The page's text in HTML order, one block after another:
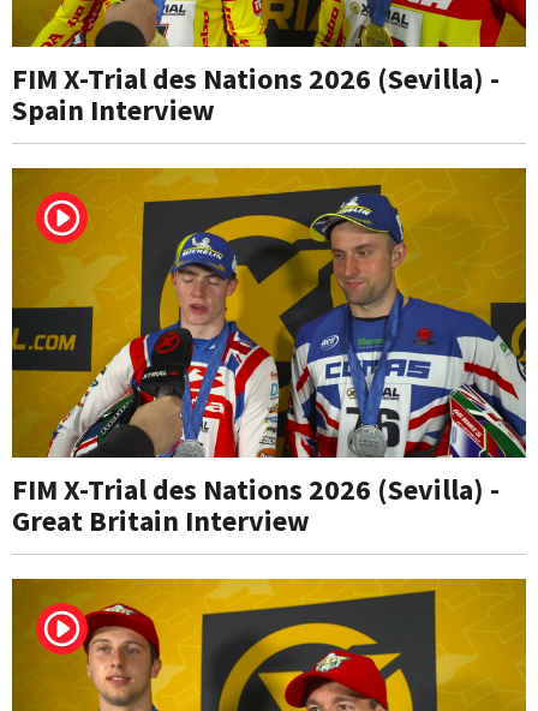
FIM X-Trial des Nations 2026 (Sevilla) -
Spain Interview
FIM X-Trial des Nations 2026 (Sevilla) -
Great Britain Interview